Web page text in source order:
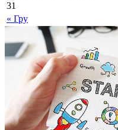
« Гру
31